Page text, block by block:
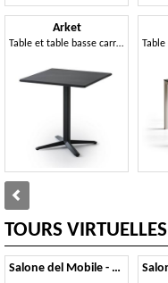
Arket
Table et table basse carrées ou rondes en métal avec base à 3 ou 4 branches
TOURS VIRTUELLES
Salone del Mobile - 2014